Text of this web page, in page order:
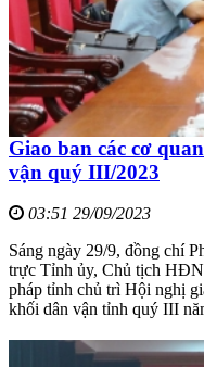
Giao ban các cơ
vận quý III/2023
03:51 29/09/2023
Sáng ngày 29/9, đồng chí
trực Tỉnh ủy, Chủ tịch
pháp tỉnh chủ trì Hội nghị
khối dân vận tỉnh quý III